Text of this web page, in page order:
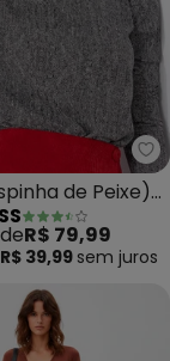
(Floral Folk)
de Peixe)
de Viscose
R$ 79,99
R$ 39,99 sem juros